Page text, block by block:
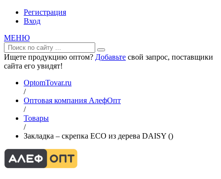
Регистрация
Вход
МЕНЮ
Ищете продукцию оптом? Добавьте свой запрос, поставщики
сайта его увидят!
OptomTovar.ru
/
Оптовая компания АлефОпт
/
Товары
/
Закладка – скрепка ECO из дерева DAISY ()